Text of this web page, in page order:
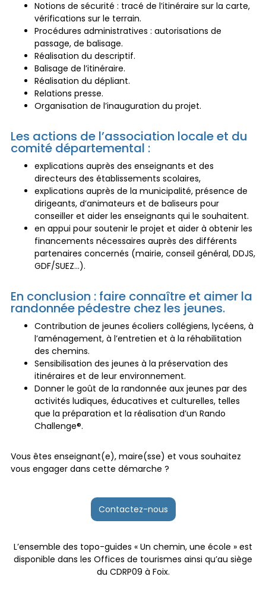
Notions de sécurité : tracé de l’itinéraire sur la carte,
vérifications sur le terrain.
Procédures administratives : autorisations de
passage, de balisage.
Réalisation du descriptif.
Balisage de l’itinéraire.
Réalisation du dépliant.
Relations presse.
Organisation de l’inauguration du projet.
Les actions de l’association locale et du
comité départemental :
explications auprès des enseignants et des
directeurs des établissements scolaires,
explications auprès de la municipalité, présence de
dirigeants, d’animateurs et de baliseurs pour
conseiller et aider les enseignants qui le souhaitent.
en appui pour soutenir le projet et aider à obtenir les
financements nécessaires auprès des différents
partenaires concernés (mairie, conseil général, DDJS,
GDF/SUEZ…).
En conclusion : faire connaître et aimer la
randonnée pédestre chez les jeunes.
Contribution de jeunes écoliers collégiens, lycéens, à
l’aménagement, à l’entretien et à la réhabilitation
des chemins.
Sensibilisation des jeunes à la préservation des
itinéraires et de leur environnement.
Donner le goût de la randonnée aux jeunes par des
activités ludiques, éducatives et culturelles, telles
que la préparation et la réalisation d’un Rando
Challenge®.
Vous êtes enseignant(e), maire(sse) et vous souhaitez
vous engager dans cette démarche ?
Contactez-nous
L’ensemble des topo-guides « Un chemin, une école » est
disponible dans les Offices de tourismes ainsi qu’au siège
du CDRP09 à Foix.